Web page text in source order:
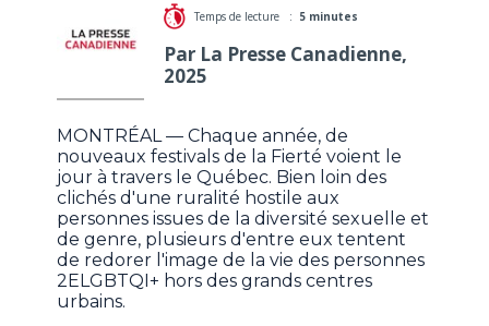
Temps de lecture : 5 minutes
Par La Presse Canadienne,
2025
MONTRÉAL — Chaque année, de
nouveaux festivals de la Fierté voient le
jour à travers le Québec. Bien loin des
clichés d'une ruralité hostile aux
personnes issues de la diversité sexuelle et
de genre, plusieurs d'entre eux tentent
de redorer l'image de la vie des personnes
2ELGBTQI+ hors des grands centres
urbains.